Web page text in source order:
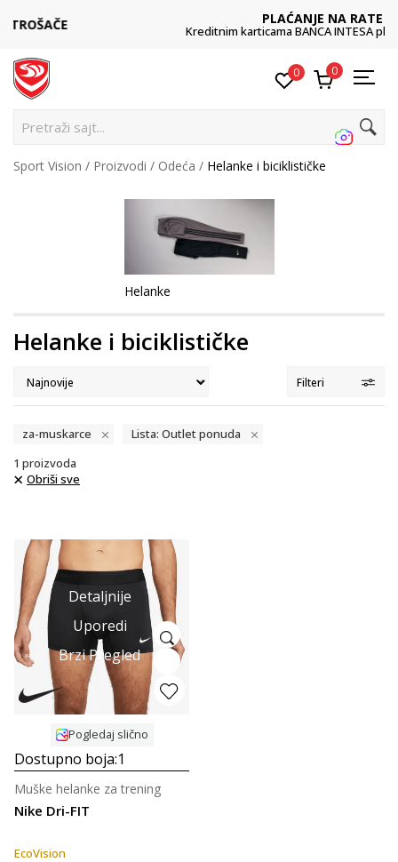
PLAĆANJE NA RATE
Kreditnim karticama BANCA INTESA platite na 9 rata
0 0
Pretraži sajt...
Sport Vision Proizvodi Odeća Helanke i biciklističke
Helanke
Helanke i biciklističke
Filteri
za-muskarce
Lista: Outlet ponuda
1 proizvoda
Obriši sve
Detaljnije
Uporedi
Brzi Pregled
Pogledaj slično
Dostupno boja:1
Nike Dri-FIT
Muške helanke za trening
EcoVision